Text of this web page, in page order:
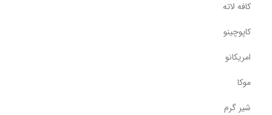
کافه لاته
کاپوچینو
امریکانو
موکا
شیر گرم